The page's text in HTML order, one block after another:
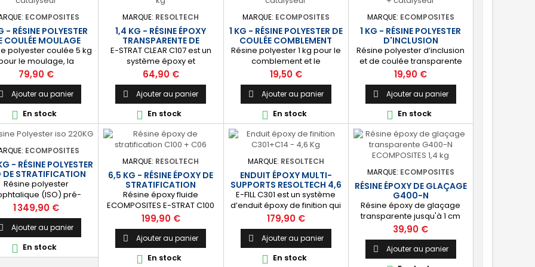
UV). Bi-composant livré avec
son durcisseur.
statue, plan de travail,
vasque, décoration,
sculpture, etc. 🔝 [Facile à
utiliser]...
ECOMPOSITES
- RÉSINE POLYESTER
COULÉE MOULAGE
polyester coulée 5 kg
le moulage, la
d’objets et la
de pièces
⚙️ [Polyvalente]
diverses applications
et de coulage
pour la fabrication
d’art et le loisir
: bijoux, figurine, buste,
plan de travail,
décoration,
etc. 🔝 [Facile à
utiliser]...
Prix
79,90 €
 Ajouter au panier
 En stock
MARQUE: RESOLTECH
1,4 KG - RÉSINE ÉPOXY
TRANSPARENTE DE
STRATIFICATION
E-STRAT CLEAR C107 est un
système époxy et
transparent de haute qualité
pour la stratification ou le
glaçage. ⚙️ [Système
spécial] Idéal pour la
fabrication et le glaçage de
surfs, windsurfs, planches de
kite, kayaks, canoës, ou tout
autre pièce nécessitant un
aspect transparent. 🔝
[Finition de qualité] Permet
d'obtenir une finition brillante
et anti UV...
Prix
64,90 €
 Ajouter au panier
 En stock
MARQUE: ECOMPOSITES
1 KG - RÉSINE POLYESTER DE
COULÉE COMBLEMENT
Résine polyester 1 kg pour le
comblement et le
remplissage de surfaces en
polyester ou en bois, le
scellement d’armatures
métalliques et composites
ou le renforcement de
pièces. ⚙️ [Polyvalente]
Permet le coulage d’une
masse solide de forte
épaisseur. Convient pour une
large gamme d’applications
: nautisme, bâtiment,
carrosserie, industrie. 🔝
[Facile à...
Prix
19,50 €
 Ajouter au panier
 En stock
MARQUE: ECOMPOSITES
1 KG - RÉSINE POLYESTER
D'INCLUSION
TRANSPARENTE
Résine polyester d’inclusion
et de coulée transparente
stabilisée aux U.V 1 kg. Parfait
pour le moulage décoratif,
l’inclusion et la réalisation de
pièces. ⚙️ [Polyvalente]
Convient à tout type de
projet de coulée et
d’inclusion : orgonite, objet
publicitaire, moulage
décoratif, collection
d’insectes, imitation du
verre. 🔝 [Facile à utiliser]...
Prix
19,90 €
 Ajouter au panier
 En stock
ECOMPOSITES
- RÉSINE POLYESTER
DE STRATIFICATION
Résine polyester
(ISO) pré-
Parfait pour la
ou la réparation
composites. ⚙️
Convient à tout
de besoin : bateau,
carrosserie,
Prix
1 349,90 €
 Ajouter au panier
 En stock
MARQUE: RESOLTECH
6,5 KG - RÉSINE ÉPOXY DE
STRATIFICATION
Résine époxy fluide
ECOMPOSITES E-STRAT C100
pour la stratification, le
collage, la construction ou la
réparation de pièces
techniques ou structures
composites. Durcisseur
Prix
199,90 €
 Ajouter au panier
 En stock
MARQUE: RESOLTECH
ENDUIT ÉPOXY MULTI-
SUPPORTS RESOLTECH 4,6
KG
E-FILL C301 est un système
d’enduit époxy de finition qui
permet d'obtenir une surface
étanche et résistante aux
chocs. Ce produit est idéal
pour le traitement préventif
ou curatif de l’osmose et de
Prix
179,90 €
 Ajouter au panier
 En stock
MARQUE: ECOMPOSITES
RÉSINE ÉPOXY DE GLAÇAGE
G400-N
Résine époxy de glaçage
transparente jusqu'à 1 cm
G400-N ECOMPOSITES.
[Protection] : Couche de
protection anti ratures, anti
uv (sans jaunissement) et
Prix
39,90 €
 Ajouter au panier